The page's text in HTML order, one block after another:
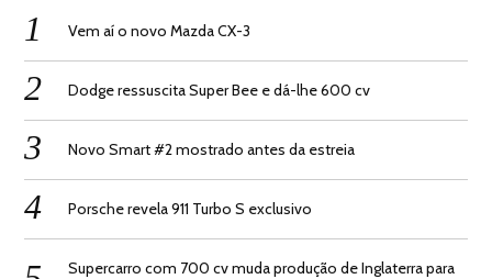
Vem aí o novo Mazda CX-3
Dodge ressuscita Super Bee e dá-lhe 600 cv
Novo Smart #2 mostrado antes da estreia
Porsche revela 911 Turbo S exclusivo
Supercarro com 700 cv muda produção de Inglaterra para